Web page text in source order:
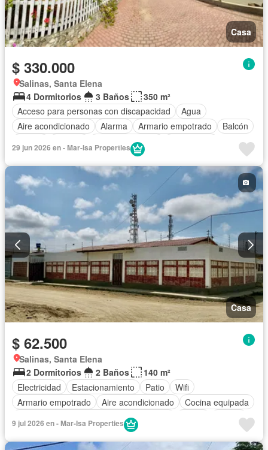
Casa
$ 330.000
Salinas, Santa Elena
4 Dormitorios
3 Baños
350 m²
Acceso para personas con discapacidad
Agua
Aire acondicionado
Alarma Armario empotrado
Balcón
Cocina equipada
Estacionamiento
Internet Jardín
Vista panorámica Wifi Parcialmente amoblado
29 jun 2026 en - Mar-Isa Properties
Casa
$ 62.500
Salinas, Santa Elena
2 Dormitorios
2 Baños
140 m²
Electricidad
Estacionamiento Patio
Wifi
Armario empotrado
Aire acondicionado
Cocina equipada
Acceso para personas con discapacidad
Parrilla
Parcialmente amoblado
9 jul 2026 en - Mar-Isa Properties